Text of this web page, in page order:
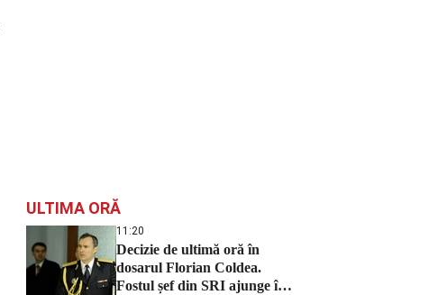
ULTIMA ORĂ
11:20
Decizie de ultimă oră în
dosarul Florian Coldea.
Fostul șef din SRI ajunge în